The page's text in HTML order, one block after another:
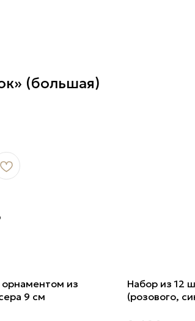
(большая)
из
9 см
Набор из 12
(розового,